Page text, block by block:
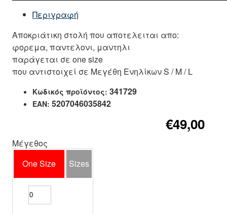
Περιγραφή
Αποκριάτικη στολή που αποτελειται απο:
φορεμα, παντελονι, μαντηλι
παράγεται σε one size
που αντιστοιχεί σε Μεγέθη Ενηλίκων S / M / L
Κωδικός προϊόντος: 341729
EAN: 5207046035842
€49,00
Μέγεθος
One Size
Sizes